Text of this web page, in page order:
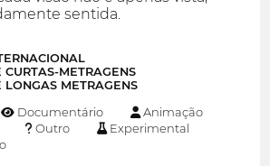
sentida.
CURTAS-METRAGENS
LONGAS METRAGENS
Documentário
Animação
Outro
Experimental